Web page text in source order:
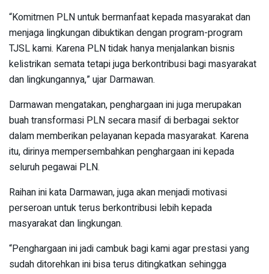
“Komitmen PLN untuk bermanfaat kepada masyarakat dan
menjaga lingkungan dibuktikan dengan program-program
TJSL kami. Karena PLN tidak hanya menjalankan bisnis
kelistrikan semata tetapi juga berkontribusi bagi masyarakat
dan lingkungannya,” ujar Darmawan.
Darmawan mengatakan, penghargaan ini juga merupakan
buah transformasi PLN secara masif di berbagai sektor
dalam memberikan pelayanan kepada masyarakat. Karena
itu, dirinya mempersembahkan penghargaan ini kepada
seluruh pegawai PLN.
Raihan ini kata Darmawan, juga akan menjadi motivasi
perseroan untuk terus berkontribusi lebih kepada
masyarakat dan lingkungan.
“Penghargaan ini jadi cambuk bagi kami agar prestasi yang
sudah ditorehkan ini bisa terus ditingkatkan sehingga